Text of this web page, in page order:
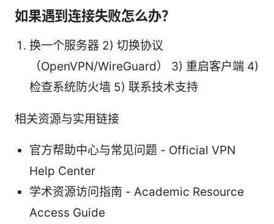
如果遇到连接失败怎么办？
换一个服务器 2) 切换协议
（OpenVPN/WireGuard） 3) 重启客户端 4)
检查系统防火墙 5) 联系技术支持
相关资源与实用链接
官方帮助中心与常见问题 - Official VPN
Help Center
学术资源访问指南 - Academic Resource
Access Guide